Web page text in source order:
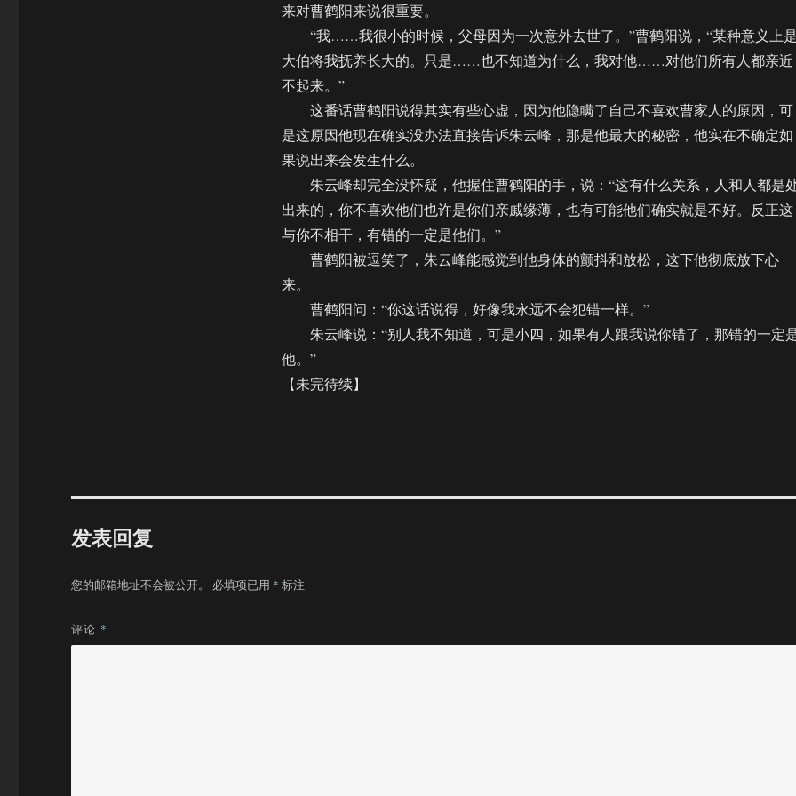
来对曹鹤阳来说很重要。
“我……我很小的时候，父母因为一次意外去世了。”曹鹤阳说，“某种意义上是
大伯将我抚养长大的。只是……也不知道为什么，我对他……对他们所有人都亲近
不起来。”
这番话曹鹤阳说得其实有些心虚，因为他隐瞒了自己不喜欢曹家人的原因，可
是这原因他现在确实没办法直接告诉朱云峰，那是他最大的秘密，他实在不确定如
果说出来会发生什么。
朱云峰却完全没怀疑，他握住曹鹤阳的手，说：“这有什么关系，人和人都是
出来的，你不喜欢他们也许是你们亲戚缘薄，也有可能他们确实就是不好。反正这
与你不相干，有错的一定是他们。”
曹鹤阳被逗笑了，朱云峰能感觉到他身体的颤抖和放松，这下他彻底放下心
来。
曹鹤阳问：“你这话说得，好像我永远不会犯错一样。”
朱云峰说：“别人我不知道，可是小四，如果有人跟我说你错了，那错的一定
他。”
【未完待续】
发表回复
您的邮箱地址不会被公开。 必填项已用 * 标注
评论 *